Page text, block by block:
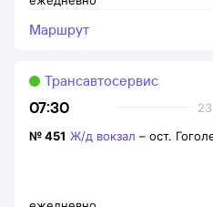
Маршрут
07:30
Трансавтосервис
№451 Ж/д вокзал – ост.